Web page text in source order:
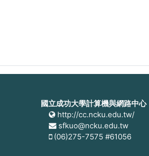
國立成功大學計算機與網路中心
http://cc.ncku.edu.tw/
sfkuo@ncku.edu.tw
(06)275-7575 #61056